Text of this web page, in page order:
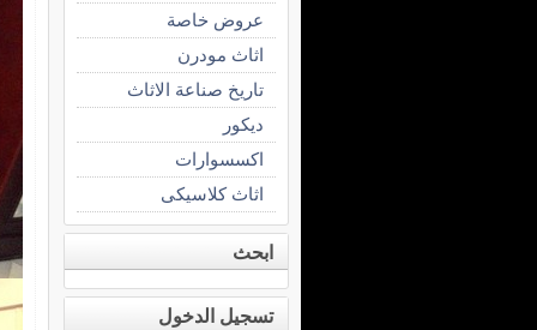
عروض خاصة
اثاث مودرن
تاريخ صناعة الاثاث
ديكور
اكسسوارات
اثاث كلاسيكى
ابحث
تسجيل الدخول